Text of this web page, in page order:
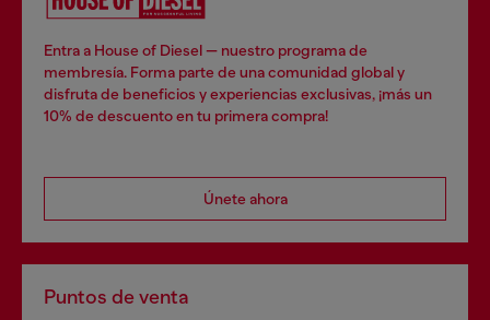
Entra a House of Diesel — nuestro programa de
membresía. Forma parte de una comunidad global y
disfruta de beneficios y experiencias exclusivas, ¡más un
10% de descuento en tu primera compra!
Únete ahora
Puntos de venta